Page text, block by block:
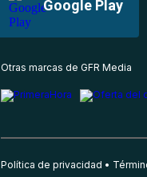
Google Play
Otras marcas de GFR Media
Política de privacidad